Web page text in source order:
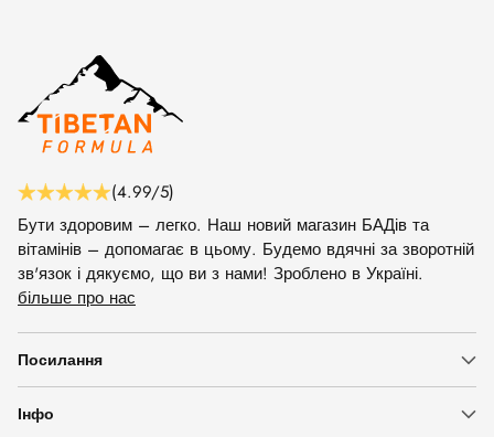
(4.99/5)
Бути здоровим – легко. Наш новий магазин БАДів та
вітамінів – допомагає в цьому. Будемо вдячні за зворотній
зв'язок і дякуємо, що ви з нами! Зроблено в Україні.
більше про нас
Посилання
Інфо